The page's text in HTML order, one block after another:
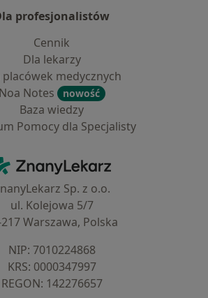
profesjonalistów
Cennik
Dla lekarzy
placówek medycznych
Noa Notes
nowość
Baza wiedzy
Pomocy dla Specjalisty
ZnanyLekarz - Strona główna
Sp. z o.o.
ul. Kolejowa 5/7
Warszawa, Polska
NIP: ⁠7010224868
KRS: ⁠0000347997
REGON: ⁠142276657